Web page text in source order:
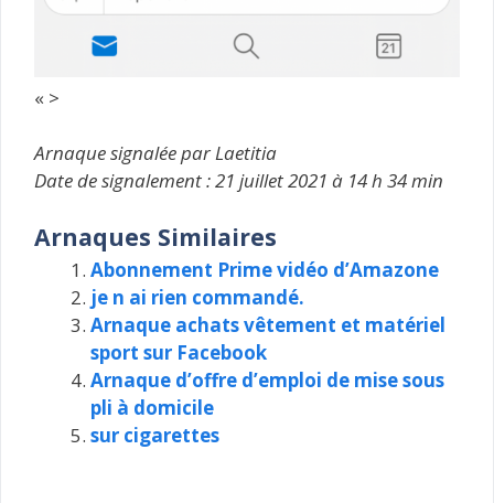
« >
Arnaque signalée par Laetitia
Date de signalement : 21 juillet 2021 à 14 h 34 min
Arnaques Similaires
Abonnement Prime vidéo d’Amazone
je n ai rien commandé.
Arnaque achats vêtement et matériel
sport sur Facebook
Arnaque d’offre d’emploi de mise sous
pli à domicile
sur cigarettes